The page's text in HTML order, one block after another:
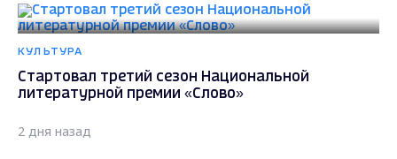
КУЛЬТУРА
Стартовал третий сезон Национальной
литературной премии «Слово»
2 дня назад